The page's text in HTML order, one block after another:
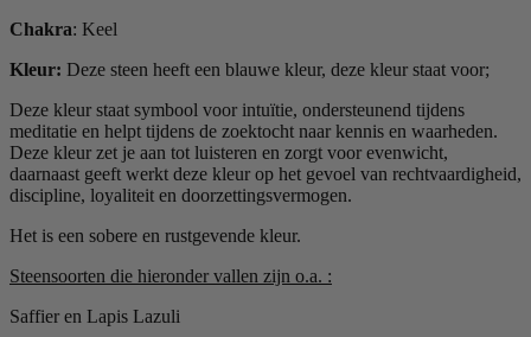
Chakra: Keel
Kleur: Deze steen heeft een blauwe kleur, deze kleur staat voor;
Deze kleur staat symbool voor intuïtie, ondersteunend tijdens
meditatie en helpt tijdens de zoektocht naar kennis en waarheden.
Deze kleur zet je aan tot luisteren en zorgt voor evenwicht,
daarnaast geeft werkt deze kleur op het gevoel van rechtvaardigheid,
discipline, loyaliteit en doorzettingsvermogen.
Het is een sobere en rustgevende kleur.
Steensoorten die hieronder vallen zijn o.a. :
Saffier en Lapis Lazuli